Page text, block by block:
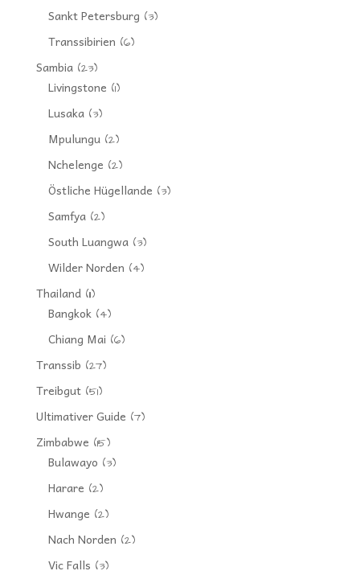
Sankt Petersburg (3)
Transsibirien (6)
Sambia(23)
Livingstone (1)
Lusaka(3)
Mpulungu(2)
Nchelenge (2)
Östliche Hügellande (3)
Samfya(2)
South Luangwa(3)
Wilder Norden (4)
Thailand(11)
Bangkok(4)
Chiang Mai (6)
Transsib (27)
Treibgut(51)
Ultimativer Guide (7)
Zimbabwe (15)
Bulawayo (3)
Harare (2)
Hwange (2)
Nach Norden (2)
Vic Falls (3)